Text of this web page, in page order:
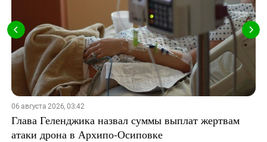
06 августа 2026, 03:42
Глава Геленджика назвал суммы выплат жертвам
атаки дрона в Архипо-Осиповке